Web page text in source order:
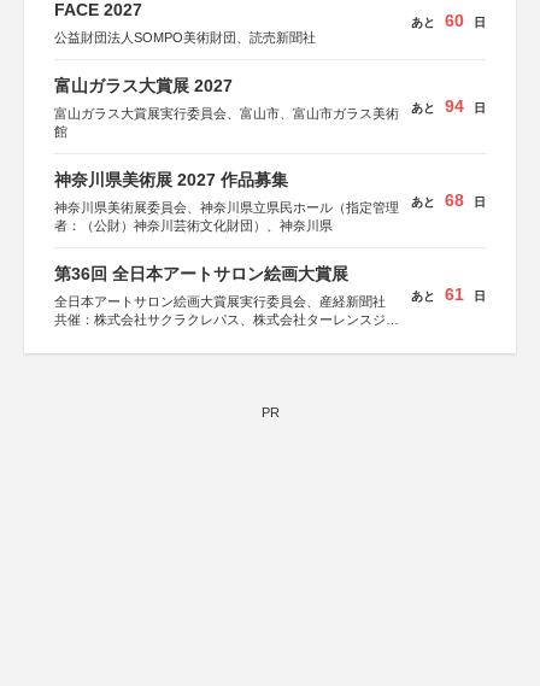
FACE 2027
公益財団法人SOMPO美術財団、読売新聞社
あと 60 日
富山ガラス大賞展 2027
富山ガラス大賞展実行委員会、富山市、富山市ガラス美術
館
あと 94 日
神奈川県美術展 2027 作品募集
神奈川県美術展委員会、神奈川県立県民ホール（指定管理
者：（公財）神奈川芸術文化財団）、神奈川県
あと 68 日
第36回 全日本アートサロン絵画大賞展
全日本アートサロン絵画大賞展実行委員会、産経新聞社
共催：株式会社サクラクレパス、株式会社ターレンスジャ
あと 61 日
PR